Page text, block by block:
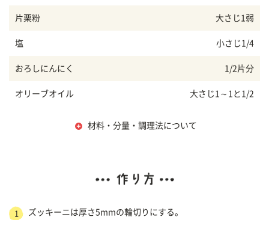
片栗粉 大さじ1弱
塩 小さじ1/4
おろしにんにく 1/2片分
オリーブオイル 大さじ1～1と1/2
材料・分量・調理法について
1 ズッキーニは厚さ5mmの輪切りにする。